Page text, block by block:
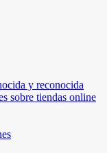
y reconocida
sobre tiendas online